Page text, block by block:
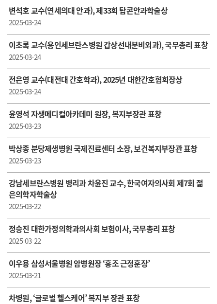
변석호 교수(연세의대 안과), 제33회 탑콘안과학술상
2025-03-24
이초록 교수(용인세브란스병원 갑상선내분비외과), 국무총리 표창
2025-03-24
전은영 교수(대전대 간호학과), 2025년 대한간호협회장상
2025-03-24
윤영석 자생메디컬아카데미 원장, 복지부장관 표창
2025-03-23
박상종 분당제생병원 국제진료센터 소장, 보건복지부장관 표창
2025-03-23
강남세브란스병원 병리과 차윤진 교수, 한국여자의사회 제7회 젊
은의학자학술상
2025-03-22
정승진 대한가정의학과의사회 보험이사, 국무총리 표창
2025-03-22
이우용 삼성서울병원 암병원장 ‘홍조 근정훈장’
2025-03-21
차병원, ‘글로벌 헬스케어’ 복지부 장관 표창